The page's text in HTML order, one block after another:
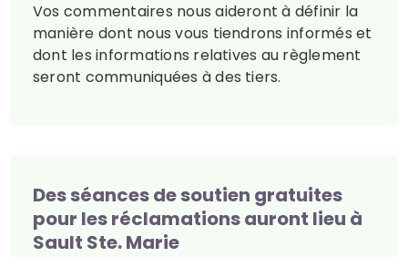
Vos commentaires nous aideront à définir la
manière dont nous vous tiendrons informés et
dont les informations relatives au règlement
seront communiquées à des tiers.
Des séances de soutien gratuites
pour les réclamations auront lieu à
Sault Ste. Marie